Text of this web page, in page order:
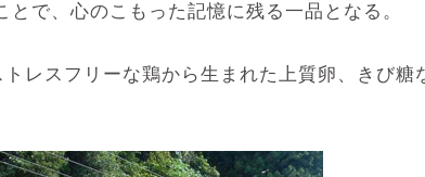
で、心のこもった記憶に残る一品となる。
レスフリーな鶏から生まれた上質卵、きび糖